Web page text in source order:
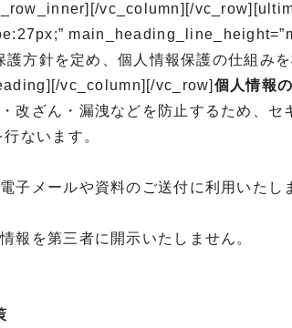
vc_column][/
方針を定め、個人情報保護の仕組み
vc_column][/vc_row] 個人情報
改ざん・漏洩などを防止するため、セ
ないます。
子メールや資料のご送付に利用いたし
報を第三者に開示いたしません。